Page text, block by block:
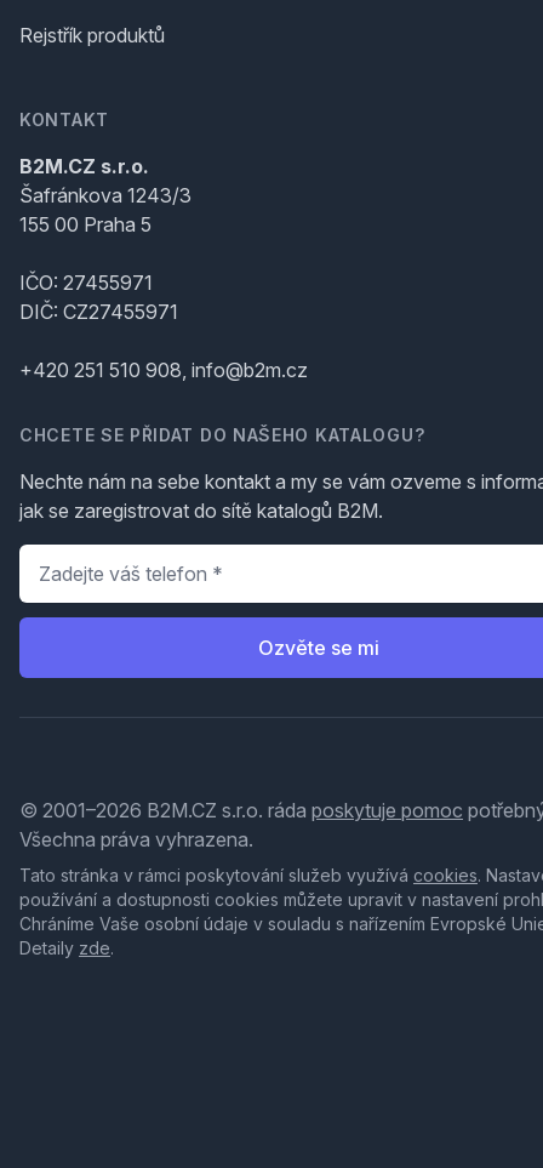
Rejstřík produktů
KONTAKT
B2M.CZ s.r.o.
Šafránkova 1243/3
155 00 Praha 5
IČO: 27455971
DIČ: CZ27455971
+420 251 510 908, info@b2m.cz
CHCETE SE PŘIDAT DO NAŠEHO KATALOGU?
Nechte nám na sebe kontakt a my se vám ozveme s
jak se zaregistrovat do sítě katalogů B2M.
Telefon
Ozvěte se mi
© 2001–2026 B2M.CZ s.r.o. ráda poskytuje pomoc
Všechna práva vyhrazena.
Tato stránka v rámci poskytování služeb využívá cookies.
používání a dostupnosti cookies můžete upravit v nastavení
Chráníme Vaše osobní údaje v souladu s nařízením Evropské
Detaily zde.